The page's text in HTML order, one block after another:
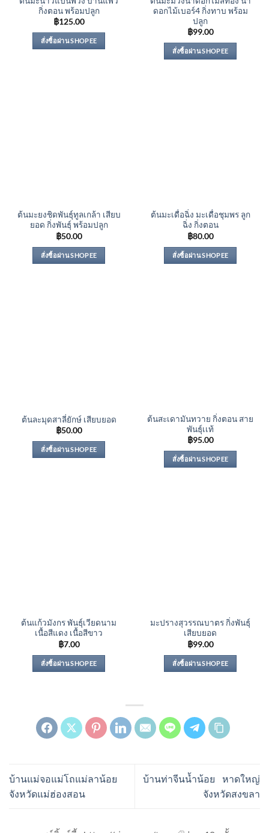
กิ่งตอน พร้อมปลูก
฿125.00
สั่งซื้อผ่าน SHOPEE
ดอกไม้เบอร์4 กิ่งทาบ พร้อม
ปลูก
฿99.00
สั่งซื้อผ่าน SHOPEE
ต้นมะยงชิดพันธุ์ทูลเกล้า เสียบ
ยอด กิ่งพันธุ์ พร้อมปลูก
฿50.00
สั่งซื้อผ่าน SHOPEE
ต้นมะเดื่อฉิ่ง มะเดื่อชุมพร ลูก
ฉิ่ง กิ่งตอน
฿80.00
สั่งซื้อผ่าน SHOPEE
ต้นละมุดสาลี่ยักษ์ เสียบยอด
฿50.00
สั่งซื้อผ่าน SHOPEE
ต้นสะเดามันทวาย กิ่งตอน สาย
พันธุ์เเท้
฿95.00
สั่งซื้อผ่าน SHOPEE
ต้นแก้วมังกร พันธุ์เวียดนาม
เนื้อสีแดง เนื้อสีขาว
฿7.00
สั่งซื้อผ่าน SHOPEE
มะปรางสุวรรณบาตร กิ่งพันธุ์
เสียบยอด
฿99.00
สั่งซื้อผ่าน SHOPEE
บ้านแม่จอแม่โถแม่ลาน้อย
จังหวัดแม่ฮ่องสอน
บ้านท่าจีนน้ำน้อย หาดใหญ่
จังหวัดสงขลา